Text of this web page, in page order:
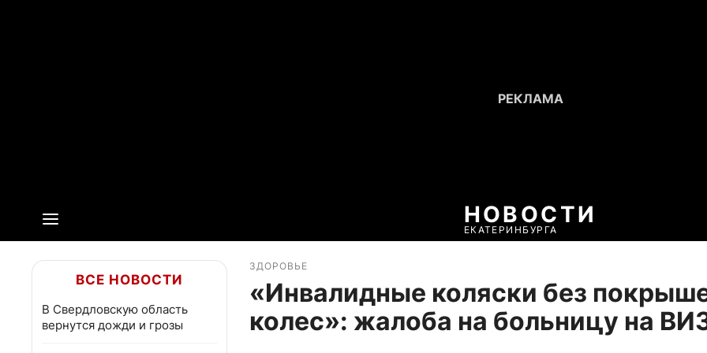
НОВОСТИ
ЕКАТЕРИНБУРГА
ВСЕ НОВОСТИ
В Свердловскую область
вернутся дожди и грозы
ЗДОРОВЬЕ
«Инвалидные коляски без
колес»: жалоба на больницу на